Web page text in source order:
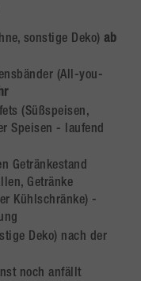
sonstige Deko) ab
(All-you-
(Süßspeisen,
Speisen - laufend
Getränkestand
Getränke
Kühlschränke) -
Deko) nach der
noch anfällt